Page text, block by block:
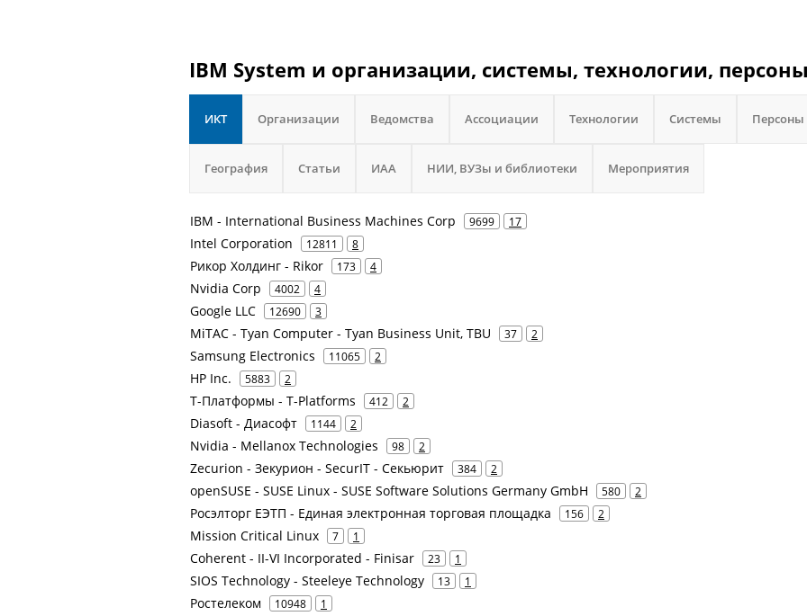
IBM System и организации, системы, технологии,
ИКТ Организации Ведомства Ассоциации Технологии Системы Персоны
География Статьи ИАА НИИ, ВУЗы и библиотеки Мероприятия
IBM - International Business Machines Corp 9699 17
Intel Corporation 12811 8
Рикор Холдинг - Rikor 173 4
Nvidia Corp 4002 4
Google LLC 12690 3
MiTAC - Tyan Computer - Tyan Business Unit, TBU 37 2
Samsung Electronics 11065 2
HP Inc. 5883 2
Т-Платформы - T-Platforms 412 2
Diasoft - Диасофт 1144 2
Nvidia - Mellanox Technologies 98 2
Zecurion - Зекурион - SecurIT - Секьюрит 384 2
openSUSE - SUSE Linux - SUSE Software Solutions Germany GmbH 580 2
Росэлторг ЕЭТП - Единая электронная торговая площадка 156 2
Mission Critical Linux 7 1
Coherent - II-VI Incorporated - Finisar 23 1
SIOS Technology - Steeleye Technology 13 1
Ростелеком 10948 1